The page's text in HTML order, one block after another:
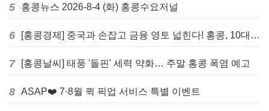
5 홍콩뉴스 2026-8-4 (화) 홍콩수요저널
6 [홍콩경제] 중국과 손잡고 금융 영토 넓힌다! 홍콩, 10대 신규 정책 발표
7 [홍콩날씨] 태풍 '돌핀' 세력 약화… 주말 홍콩 폭염 예고
8 ASAP❤️ 7·8월 퀵 픽업 서비스 특별 이벤트